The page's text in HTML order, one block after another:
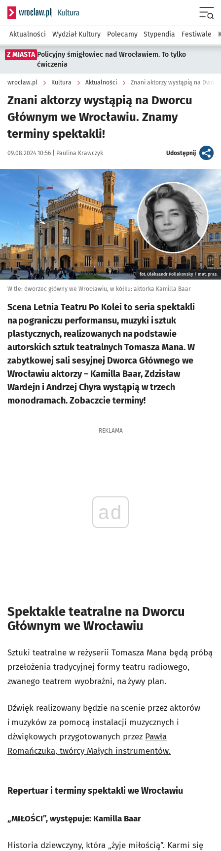
Serwis informacyjny wroclaw.pl podserwis: Kultura
Aktualności Wydział Kultury Polecamy Stypendia Festiwale
Z MIASTA Policyjny śmigłowiec nad Wrocławiem. To tylko
ćwiczenia
wroclaw.pl Kultura Aktualności Znani aktorzy wystąpią na
Znani aktorzy wystąpią na Dworcu
Głównym we Wrocławiu. Znamy
terminy spektakli!
Data publikacji:
09.08.2024 10:56 | Autor:
Paulina Krawczyk Udostępnijartykuł
Kliknij, aby powiększyć
fot. Oleksandr Poliakovsky / mat. pras.
W tle: dworzec główny we Wrocławiu, w kółku: aktorka Kamilla Baar
Scena Letnia Teatru Po Kolei to seria spektakli
na pograniczu performansu, muzyki i sztuk
plastycznych, realizowanych na podstawie
autorskich sztuk teatralnych Tomasza Mana. W
zabytkowej sali sesyjnej Dworca Głównego we
Wrocławiu aktorzy – Kamilla Baar, Zdzisław
Wardejn i Andrzej Chyra wystąpią w trzech
monodramach. Zobaczcie terminy!
REKLAMA
ad
Spektakle teatralne na Dworcu
Głównym we Wrocławiu
Sztuki teatralne w reżyserii Tomasza Mana będą próbą
przełożenia tradycyjnej formy teatru radiowego,
zwanego teatrem wyobraźni, na żywy plan.
Dźwięk realizowany będzie na scenie przez aktorów
i muzyków za pomocą instalacji muzycznych i
dźwiękowych przygotowanych przez Pawła
Romańczuka, twórcy Małych instrumentów.
Repertuar i terminy spektakli we Wrocławiu
„MIŁOŚCI”, występuje: Kamilla Baar
Historia dziewczyny, która „żyje miłością”. Karmi się